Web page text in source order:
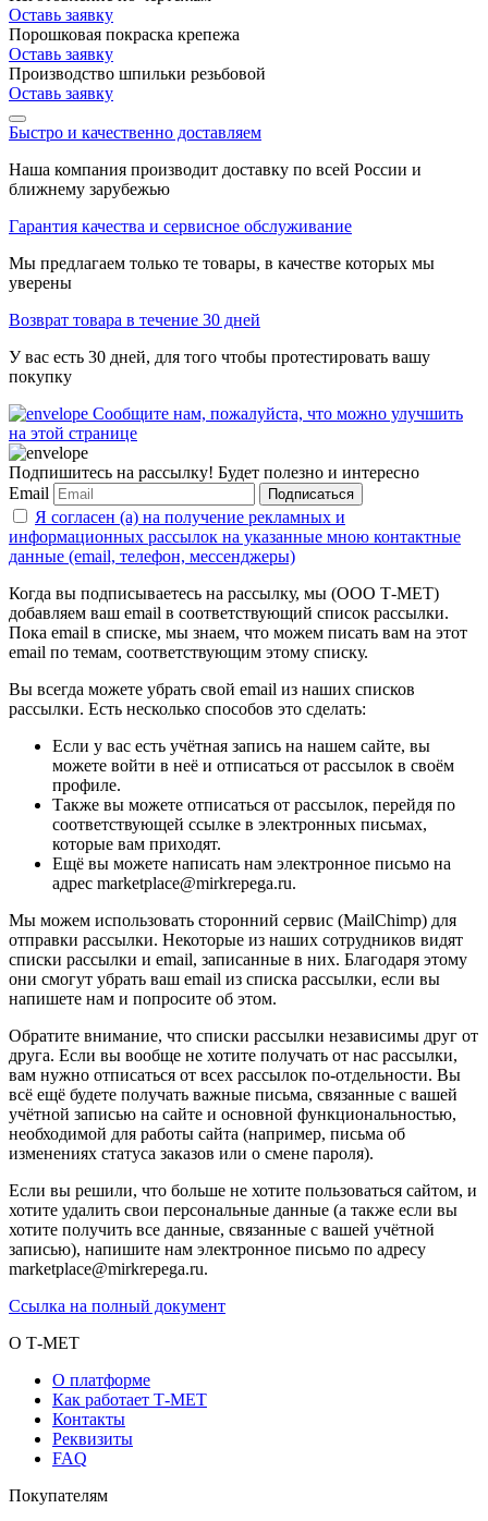
Оставь заявку
Порошковая покраска крепежа
Оставь заявку
Производство шпильки резьбовой
Оставь заявку
Быстро и качественно доставляем
Наша компания производит доставку по всей России и
ближнему зарубежью
Гарантия качества и сервисное обслуживание
Мы предлагаем только те товары, в качестве которых мы
уверены
Возврат товара в течение 30 дней
У вас есть 30 дней, для того чтобы протестировать вашу
покупку
Сообщите нам, пожалуйста, что можно улучшить
на этой странице
Подпишитесь на рассылку! Будет полезно и интересно
Email
Подписаться
Я согласен (а) на получение рекламных и
информационных рассылок на указанные мною контактные
данные (email, телефон, мессенджеры)
Когда вы подписываетесь на рассылку, мы (ООО Т-МЕТ)
добавляем ваш email в соответствующий список рассылки.
Пока email в списке, мы знаем, что можем писать вам на этот
email по темам, соответствующим этому списку.
Вы всегда можете убрать свой email из наших списков
рассылки. Есть несколько способов это сделать:
Если у вас есть учётная запись на нашем сайте, вы
можете войти в неё и отписаться от рассылок в своём
профиле.
Также вы можете отписаться от рассылок, перейдя по
соответствующей ссылке в электронных письмах,
которые вам приходят.
Ещё вы можете написать нам электронное письмо на
адрес marketplace@mirkrepega.ru.
Мы можем использовать сторонний сервис (MailChimp) для
отправки рассылки. Некоторые из наших сотрудников видят
списки рассылки и email, записанные в них. Благодаря этому
они смогут убрать ваш email из списка рассылки, если вы
напишете нам и попросите об этом.
Обратите внимание, что списки рассылки независимы друг от
друга. Если вы вообще не хотите получать от нас рассылки,
вам нужно отписаться от всех рассылок по-отдельности. Вы
всё ещё будете получать важные письма, связанные с вашей
учётной записью на сайте и основной функциональностью,
необходимой для работы сайта (например, письма об
изменениях статуса заказов или о смене пароля).
Если вы решили, что больше не хотите пользоваться сайтом, и
хотите удалить свои персональные данные (а также если вы
хотите получить все данные, связанные с вашей учётной
записью), напишите нам электронное письмо по адресу
marketplace@mirkrepega.ru.
Ссылка на полный документ
О Т-МЕТ
О платформе
Как работает Т-МЕТ
Контакты
Реквизиты
FAQ
Покупателям